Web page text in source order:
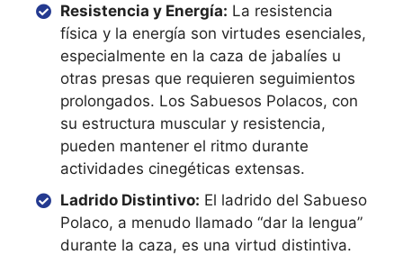
Resistencia y Energía: La resistencia
física y la energía son virtudes esenciales,
especialmente en la caza de jabalíes u
otras presas que requieren seguimientos
prolongados. Los Sabuesos Polacos, con
su estructura muscular y resistencia,
pueden mantener el ritmo durante
actividades cinegéticas extensas.
Ladrido Distintivo: El ladrido del Sabueso
Polaco, a menudo llamado “dar la lengua”
durante la caza, es una virtud distintiva.